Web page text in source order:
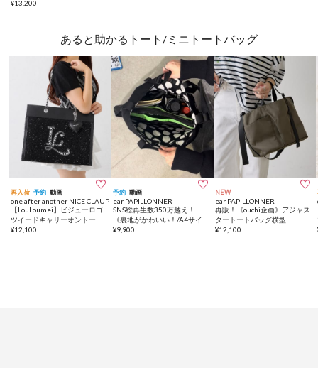
¥13,200
あると助かるトート/ミニトートバッグ
再入荷 予約 動画 
one after another NICE CLAUP
【LouLoumei】ビジューロゴ
ツイードキャリーオントート/
推し活
¥12,100
予約 動画 
ear PAPILLONNER
SNS総再生数350万越え！
《裏地がかわいい！/A4サイ
ズ対応》アジャスタートート
¥9,900
NEW 
ear PAPILLONNER
再販！《ouchi企画》アジャス
タートートバッグ横型
¥12,100